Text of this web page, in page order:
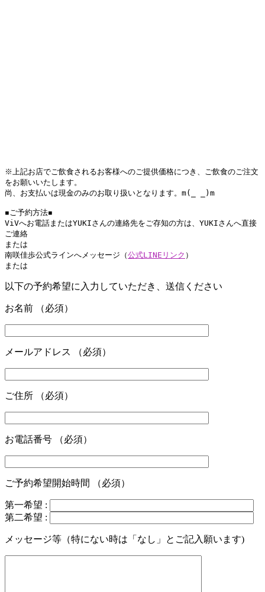
※上記お店でご飲食されるお客様へのご提供価格につき、ご飲食のご注文
をお願いいたします。
尚、お支払いは現金のみのお取り扱いとなります。m(_ _)m
◾️ご予約方法◾️
ViVへお電話またはYUKIさんの連絡先をご存知の方は、YUKIさんへ直接
ご連絡
または
南咲佳歩公式ラインへメッセージ（公式LINEリンク ）
または
以下の予約希望に入力していただき、送信ください
お名前 （必須）
メールアドレス （必須）
ご住所 （必須）
お電話番号 （必須）
ご予約希望開始時間 （必須）
第一希望 :
第二希望 :
メッセージ等（特にない時は「なし」とご記入願います)